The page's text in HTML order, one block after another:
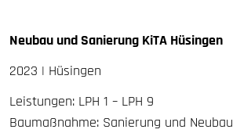
Neubau und Sanierung KiTA Hüsingen
2023 | Hüsingen
Leistungen: LPH 1 – LPH 9
Baumaßnahme: Sanierung und Neubau